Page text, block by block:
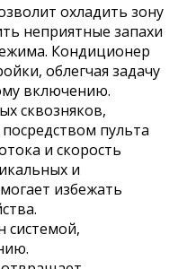
охладить зону
неприятные запахи
Кондиционер
облегчая задачу
включению.
сквозняков,
пульта
и скорость
и
избежать
системой,